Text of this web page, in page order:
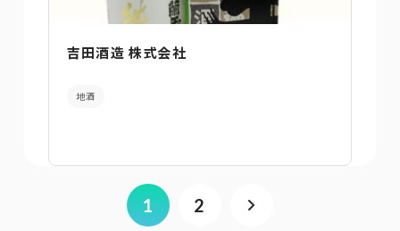
吉田酒造 株式会社
地酒
1 2